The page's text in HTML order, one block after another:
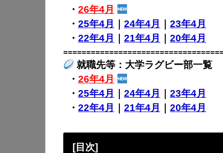
・ 26年4月
・ 25年4月 24年4月
23年4月
・ 22年4月 21年4月 20年4月
就職先等：大学ラグビー部一覧
・ 26年4月
・ 25年4月 24年4月
23年4月
・ 22年4月 21年4月 20年4月
[目次]